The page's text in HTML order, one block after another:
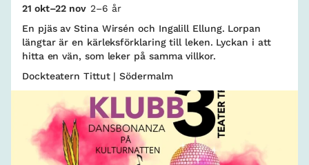
21 okt–22 nov 2–6 år
En pjäs av Stina Wirsén och Ingalill Ellung. Lorpan
längtar är en kärleksförklaring till leken. Lyckan i att
hitta en vän, som leker på samma villkor.
Dockteatern Tittut | Södermalm